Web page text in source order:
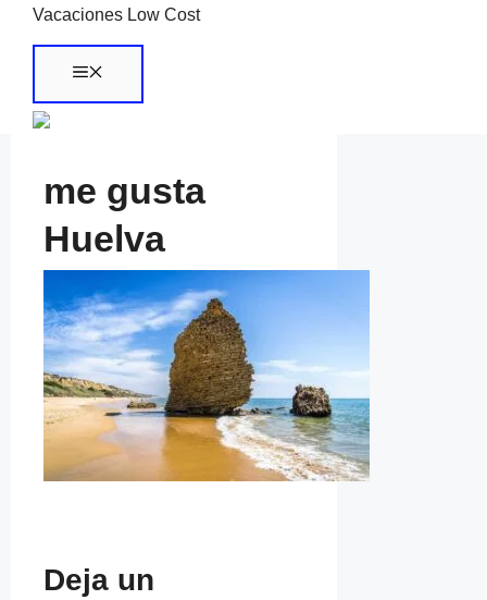
Saltar
contenido
Vacaciones Low Cost
me gusta
Huelva
Deja un